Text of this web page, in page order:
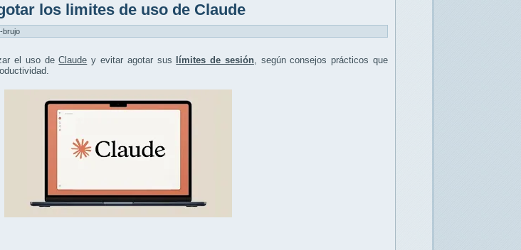
los limites de uso de Claude
brujo
el uso deClaude y evitar agotar sus límites de sesión, según consejos prácticos que